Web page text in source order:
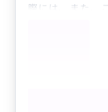
際には、また、